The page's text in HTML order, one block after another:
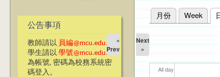
公告事項
教師請以 員編@mcu.edu.tw
學生請以 學號@mcu.edu.tw
為帳號, 密碼為校務系統密
碼登入。
主要索引標籤
月份 Week
«
Prev
Next
»
All day